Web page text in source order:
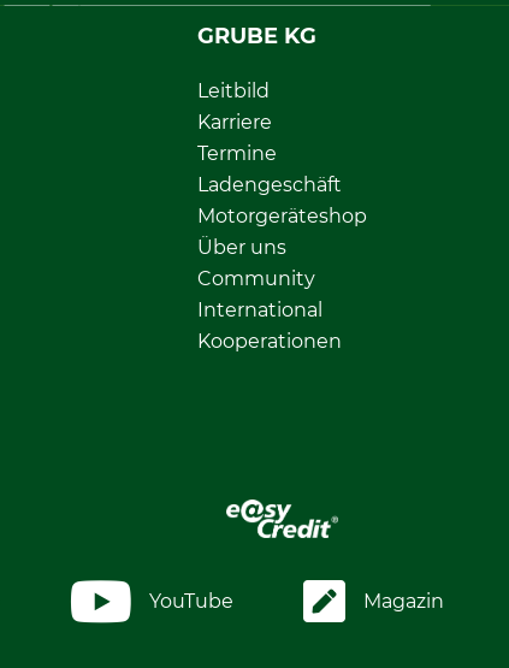
GRUBE KG
Leitbild
Karriere
Termine
Ladengeschäft
Motorgeräteshop
Über uns
Community
International
Kooperationen
YouTube Magazin